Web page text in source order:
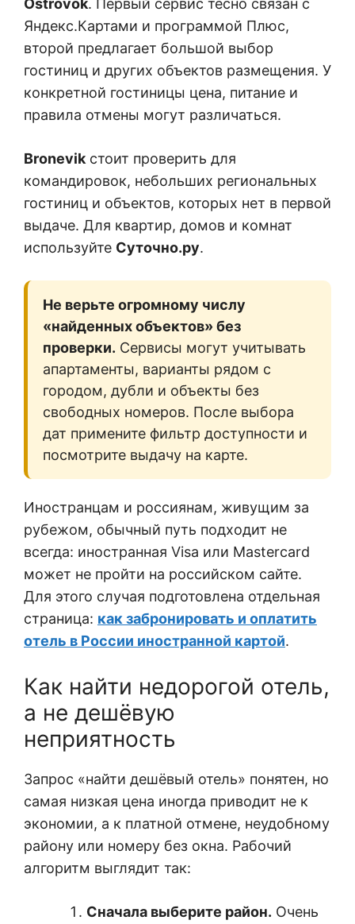
Ostrovok. Первый сервис тесно связан с
Яндекс.Картами и программой Плюс,
второй предлагает большой выбор
гостиниц и других объектов размещения. У
конкретной гостиницы цена, питание и
правила отмены могут различаться.
Bronevik стоит проверить для
командировок, небольших региональных
гостиниц и объектов, которых нет в первой
выдаче. Для квартир, домов и комнат
используйте Суточно.ру.
Не верьте огромному числу
«найденных объектов» без
проверки. Сервисы могут учитывать
апартаменты, варианты рядом с
городом, дубли и объекты без
свободных номеров. После выбора
дат примените фильтр доступности и
посмотрите выдачу на карте.
Иностранцам и россиянам, живущим за
рубежом, обычный путь подходит не
всегда: иностранная Visa или Mastercard
может не пройти на российском сайте.
Для этого случая подготовлена отдельная
страница: как забронировать и оплатить
отель в России иностранной картой.
Как найти недорогой отель,
а не дешёвую
неприятность
Запрос «найти дешёвый отель» понятен, но
самая низкая цена иногда приводит не к
экономии, а к платной отмене, неудобному
району или номеру без окна. Рабочий
алгоритм выглядит так:
Сначала выберите район. Очень